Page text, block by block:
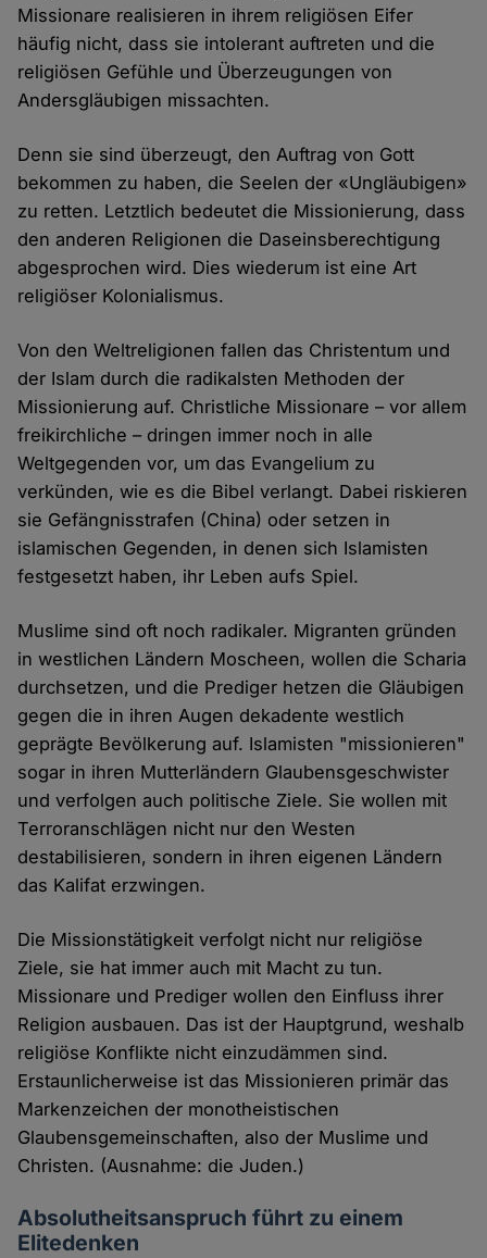
Missionare realisieren in ihrem religiösen Eifer
häufig nicht, dass sie intolerant auftreten und die
religiösen Gefühle und Überzeugungen von
Andersgläubigen missachten.
Denn sie sind überzeugt, den Auftrag von Gott
bekommen zu haben, die Seelen der «Ungläubigen»
zu retten. Letztlich bedeutet die Missionierung, dass
den anderen Religionen die Daseinsberechtigung
abgesprochen wird. Dies wiederum ist eine Art
religiöser Kolonialismus.
Von den Weltreligionen fallen das Christentum und
der Islam durch die radikalsten Methoden der
Missionierung auf. Christliche Missionare – vor allem
freikirchliche – dringen immer noch in alle
Weltgegenden vor, um das Evangelium zu
verkünden, wie es die Bibel verlangt. Dabei riskieren
sie Gefängnisstrafen (China) oder setzen in
islamischen Gegenden, in denen sich Islamisten
festgesetzt haben, ihr Leben aufs Spiel.
Muslime sind oft noch radikaler. Migranten gründen
in westlichen Ländern Moscheen, wollen die Scharia
durchsetzen, und die Prediger hetzen die Gläubigen
gegen die in ihren Augen dekadente westlich
geprägte Bevölkerung auf. Islamisten "missionieren"
sogar in ihren Mutterländern Glaubensgeschwister
und verfolgen auch politische Ziele. Sie wollen mit
Terroranschlägen nicht nur den Westen
destabilisieren, sondern in ihren eigenen Ländern
das Kalifat erzwingen.
Die Missionstätigkeit verfolgt nicht nur religiöse
Ziele, sie hat immer auch mit Macht zu tun.
Missionare und Prediger wollen den Einfluss ihrer
Religion ausbauen. Das ist der Hauptgrund, weshalb
religiöse Konflikte nicht einzudämmen sind.
Erstaunlicherweise ist das Missionieren primär das
Markenzeichen der monotheistischen
Glaubensgemeinschaften, also der Muslime und
Christen. (Ausnahme: die Juden.)
Absolutheitsanspruch führt zu einem
Elitedenken